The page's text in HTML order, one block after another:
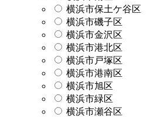
横浜市保土ケ谷区
横浜市磯子区
横浜市金沢区
横浜市港北区
横浜市戸塚区
横浜市港南区
横浜市旭区
横浜市緑区
横浜市瀬谷区